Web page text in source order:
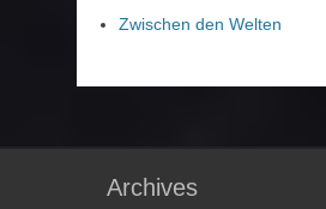
Zwischen den Welten
Archives